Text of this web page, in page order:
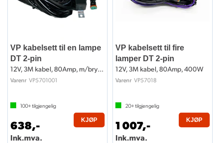
VP kabelsett til en lampe
DT 2-pin
12V, 3M kabel, 80Amp, m/bryter
Varenr VP5701001
100+tilgjengelig
638,-
Ink.mva.
KJØP
VP kabelsett til fire
lamper DT 2-pin
12V, 3M kabel, 80Amp, 400W
Varenr VP57018
20+tilgjengelig
1 007,-
Ink.mva.
KJØP